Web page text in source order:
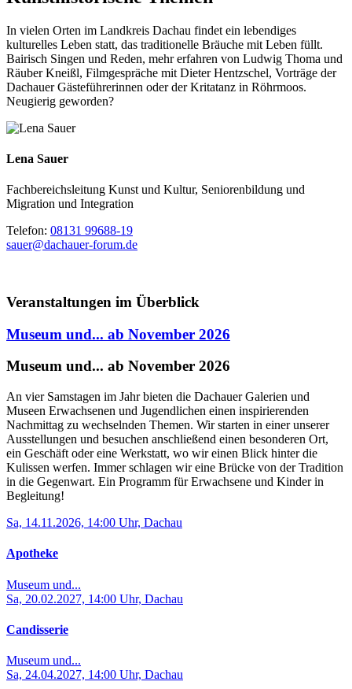
In vielen Orten im Landkreis Dachau findet ein lebendiges
kulturelles Leben statt, das traditionelle Bräuche mit Leben füllt.
Bairisch Singen und Reden, mehr erfahren von Ludwig Thoma und
Räuber Kneißl, Filmgespräche mit Dieter Hentzschel, Vorträge der
Dachauer Gästeführerinnen oder der Kritatanz in Röhrmoos.
Neugierig geworden?
Lena Sauer
Fachbereichsleitung Kunst und Kultur, Seniorenbildung und
Migration und Integration
Telefon: 08131 99688-19
sauer@dachauer-forum.de
Veranstaltungen im Überblick
Museum und... ab November 2026
Museum und... ab November 2026
An vier Samstagen im Jahr bieten die Dachauer Galerien und
Museen Erwachsenen und Jugendlichen einen inspirierenden
Nachmittag zu wechselnden Themen. Wir starten in einer unserer
Ausstellungen und besuchen anschließend einen besonderen Ort,
ein Geschäft oder eine Werkstatt, wo wir einen Blick hinter die
Kulissen werfen. Immer schlagen wir eine Brücke von der Tradition
in die Gegenwart. Ein Programm für Erwachsene und Kinder in
Begleitung!
Sa, 14.11.2026, 14:00 Uhr, Dachau
Apotheke
Museum und...
Sa, 20.02.2027, 14:00 Uhr, Dachau
Candisserie
Museum und...
Sa, 24.04.2027, 14:00 Uhr, Dachau